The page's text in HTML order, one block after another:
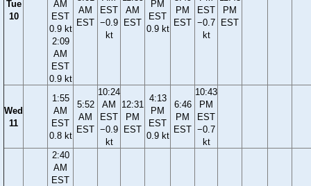
Tue
10
AM
EST
0.9 kt
2:09
AM
EST
0.9 kt
AM
EST
EST
−0.9
kt
AM
EST
PM
EST
0.9 kt
PM
EST
EST
−0.7
kt
PM
EST
Wed
11
1:55
AM
EST
0.8 kt
5:52
AM
EST
10:24
AM
EST
−0.9
kt
12:31
PM
EST
4:13
PM
EST
0.9 kt
6:46
PM
EST
10:43
PM
EST
−0.7
kt
2:40
AM
EST